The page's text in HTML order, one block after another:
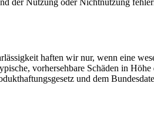
der Nutzung oder Nichtnutzung
haften wir nur, wenn eine
vorhersehbare Schäden in
und dem